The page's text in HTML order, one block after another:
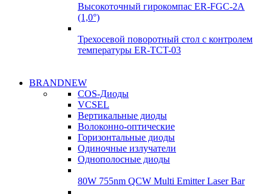
Высокоточный гирокомпас ER-FGC-2A
(1,0°)
Трехосевой поворотный стол с контролем
температуры ER-TCT-03
Гироскопы
Подробнее
Надежные поставки
Гироскопы
Подробнее
BRANDNEW
COS-Диоды
VCSEL
Вертикальные диоды
Волоконно-оптические
Горизонтальные диоды
Одиночные излучатели
Однополосные диоды
80W 755nm QCW Multi Emitter Laser Bar